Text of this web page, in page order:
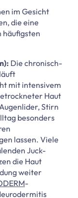
im Gesicht
die eine
häufigsten
Die chronisch-
mit intensivem
Haut
Stirn
besonders
lassen. Viele
Juck-
die Haut
weiter
-